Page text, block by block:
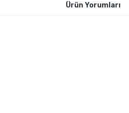
Ürün Yorumları